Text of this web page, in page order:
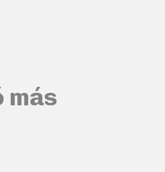
más